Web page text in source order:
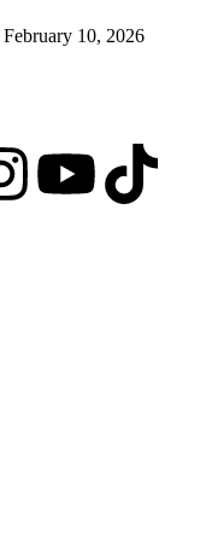
February 10, 2026